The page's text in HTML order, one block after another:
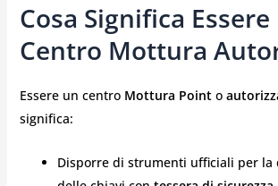
Cosa Significa Essere
Centro Mottura
Essere un centro Mottura Pointo
significa:
Disporre di strumenti ufficiali per la